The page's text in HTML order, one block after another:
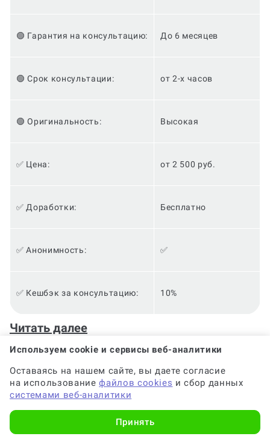
🟢 Гарантия на консультацию: До 6 месяцев
🟢 Срок консультации: от 2-х часов
🟢 Оригинальность: Высокая
✅ Цена: от 2 500 руб.
✅ Доработки: Бесплатно
✅ Анонимность: ✅
✅ Кешбэк за консультацию: 10%
Теперь вы можете получить необходимую помощь в
написании студенческой работы по предмету
геология и заказать эксклюзивные чертежи
формата А3!
Осознание необходимости заказа помощи в
написании студенческой работы может полностью
изменить вашу академическую жизнь. Благодаря
этому решению, вы сможете ощутить все
преимущества сотрудничества с профессионалами,
Читать далее
Используем cookie и сервисы веб-аналитики
Оставаясь на нашем сайте, вы даете согласие
на использованиефайлов cookies и сбор данных
системами веб-аналитики
Принять